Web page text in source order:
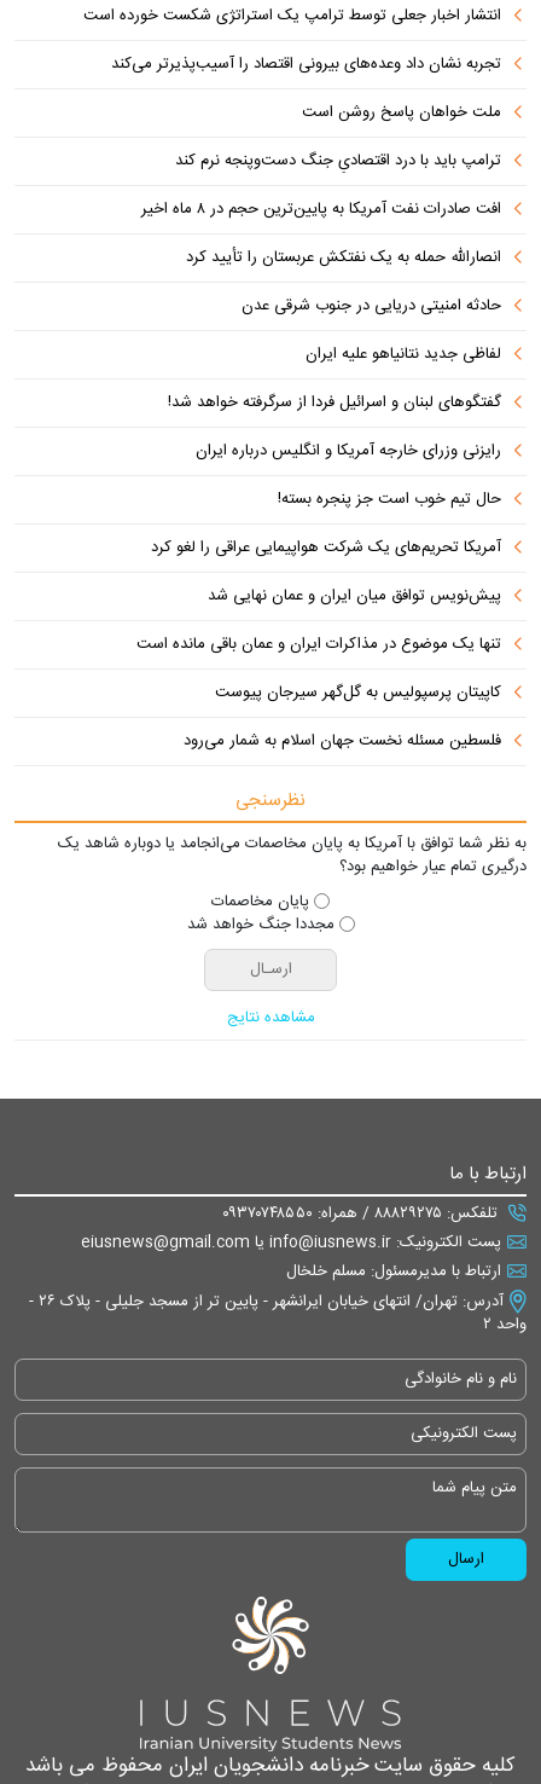
انتشار اخبار جعلی توسط ترامپ یک استراتژی شکست خورده است
تجربه نشان داد وعده‌های بیرونی اقتصاد را آسیب‌پذیرتر می‌کند
ملت خواهان پاسخ روشن است
ترامپ باید با درد اقتصادیِ جنگ دست‌و‌پنجه نرم کند
افت صادرات نفت آمریکا به پایین‌ترین حجم در ۸ ماه اخیر
انصارالله حمله به یک نفتکش عربستان را تأیید کرد
حادثه امنیتی دریایی در جنوب شرقی عدن
لفاظی جدید نتانیاهو علیه ایران
گفتگوهای لبنان و اسرائیل فردا از سرگرفته خواهد شد!
رایزنی وزرای خارجه آمریکا و انگلیس درباره ایران
حال تیم خوب است جز پنجره بسته!
آمریکا تحریم‌های یک شرکت هواپیمایی عراقی را لغو کرد
پیش‌نویس توافق میان ایران و عمان نهایی شد
تنها یک موضوع در مذاکرات ایران و عمان باقی مانده است
کاپیتان پرسپولیس به گل‌گهر سیرجان پیوست
فلسطین مسئله نخست جهان اسلام به شمار می‌رود
نظرسنجی
به نظر شما توافق با آمریکا به پایان مخاصمات می‌انجامد یا دوباره شاهد یک
درگیری تمام عیار خواهیم بود؟
پایان مخاصمات
مجددا جنگ خواهد شد
مشاهده نتایج
ارتباط با ما
تلفکس: ۸۸۸۲۹۲۷۵ / همراه: ۰۹۳۷۰۷۴۸۵۵۰
پست الکترونیک: info@iusnews.ir یا eiusnews@gmail.com
ارتباط با مدیرمسئول: مسلم خلخال
آدرس: تهران/ انتهای خیابان ایرانشهر - پایین تر از مسجد جلیلی - پلاک ۲۶ -
واحد ۲
کلیه حقوق سایت خبرنامه دانشجویان ایران محفوظ می باشد